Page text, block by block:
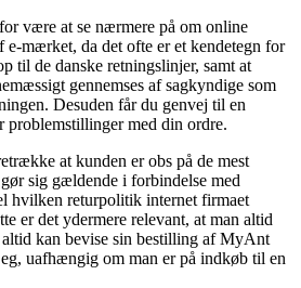
være at se nærmere på om online
e-mærket, da det ofte er et kendetegn for
til de danske retningslinjer, samt at
gennemses af sagkyndige som
Desuden får du genvej til en
med din ordre.
at kunden er obs på de mest
sig gældende i forbindelse med
hvilken returpolitik internet firmaet
er det ydermere relevant, at man altid
altid kan bevise sin bestilling af MyAnt
uafhængig om man er på indkøb til en